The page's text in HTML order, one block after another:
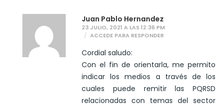
Juan Pablo Hernandez
23 JULIO, 2021 A LAS 12:36 PM
ACCEDE PARA RESPONDER
Cordial saludo:
Con el fin de orientarla, me permito
indicar los medios a través de los
cuales puede remitir las PQRSD
relacionadas con temas del sector